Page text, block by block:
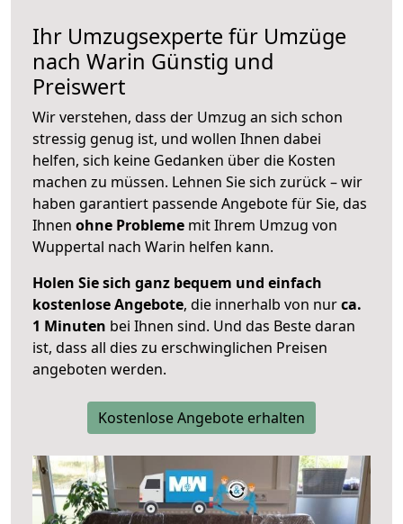
Ihr Umzugsexperte für Umzüge
nach Warin Günstig und
Preiswert
Wir verstehen, dass der Umzug an sich schon
stressig genug ist, und wollen Ihnen dabei
helfen, sich keine Gedanken über die Kosten
machen zu müssen. Lehnen Sie sich zurück – wir
haben garantiert passende Angebote für Sie, das
Ihnen ohne Probleme mit Ihrem Umzug von
Wuppertal nach Warin helfen kann.
Holen Sie sich ganz bequem und einfach
kostenlose Angebote, die innerhalb von nurca.
1 Minuten bei Ihnen sind. Und das Beste daran
ist, dass all dies zu erschwinglichen Preisen
angeboten werden.
Kostenlose Angebote erhalten